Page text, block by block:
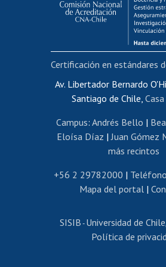
Funcionarias/os
Cursos internos de
Bienestar del
Portal de movilidad
Certificado de
Certificado de renta
Editar páginas
Extranjeras/os
Revalidación y
Postulación al Programa de
Cursos de español
Av. Libertador Bernardo
Santiago de Chile,
Campus: Andrés Bello |
Eloísa Díaz | Juan Gómez
más recintos
+56 2 29782000 |
Mapa del portal|
SISIB - Universidad de Chile
Política de
Certificación en estándares